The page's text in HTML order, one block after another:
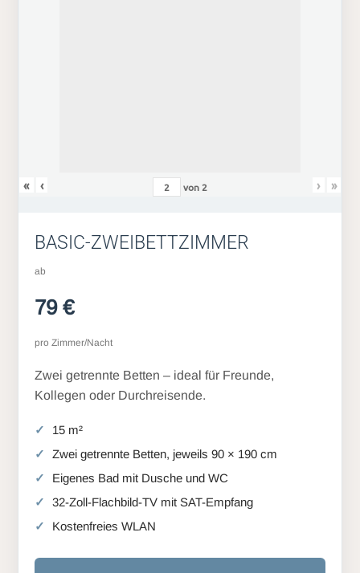
« ‹ von 2 › »
BASIC-ZWEIBETTZIMMER
ab
79 €
pro Zimmer/Nacht
Zwei getrennte Betten – ideal für Freunde,
Kollegen oder Durchreisende.
15 m²
Zwei getrennte Betten, jeweils 90 × 190 cm
Eigenes Bad mit Dusche und WC
32-Zoll-Flachbild-TV mit SAT-Empfang
Kostenfreies WLAN